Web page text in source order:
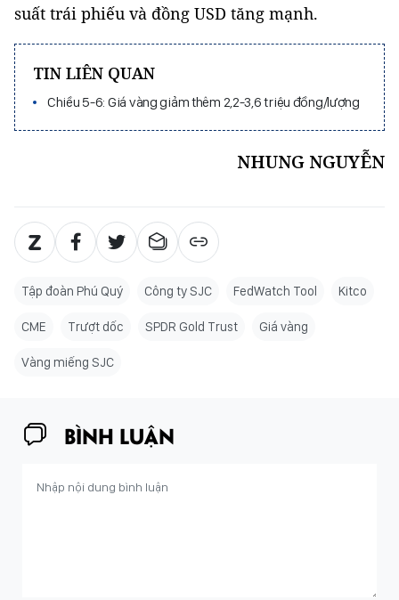
suất trái phiếu và đồng USD tăng mạnh.
TIN LIÊN QUAN
Chiều 5-6: Giá vàng giảm thêm 2,2-3,6 triệu đồng/lượng
NHUNG NGUYỄN
Tập đoàn Phú Quý Công ty SJC FedWatch Tool Kitco
CME Trượt dốc SPDR Gold Trust Giá vàng
Vàng miếng SJC
BÌNH LUẬN